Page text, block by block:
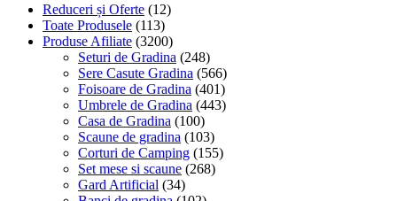
Reduceri și Oferte (12)
Toate Produsele (113)
Produse Afiliate (3200)
Seturi de Gradina (248)
Sere Casute Gradina (566)
Foisoare de Gradina (401)
Umbrele de Gradina (443)
Casa de Gradina (100)
Scaune de gradina (103)
Corturi de Camping (155)
Set mese si scaune (268)
Gard Artificial (34)